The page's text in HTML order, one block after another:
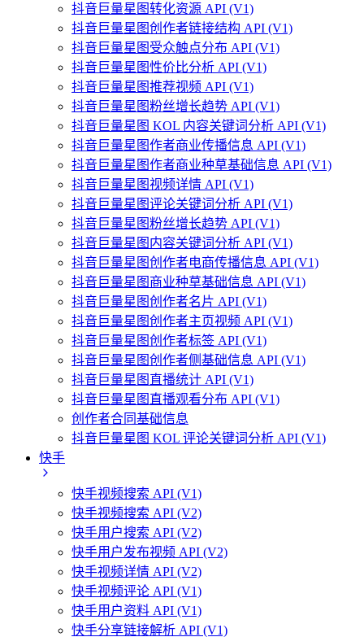
抖音巨量星图转化资源 API (V1)
抖音巨量星图创作者链接结构 API (V1)
抖音巨量星图受众触点分布 API (V1)
抖音巨量星图性价比分析 API (V1)
抖音巨量星图推荐视频 API (V1)
抖音巨量星图粉丝增长趋势 API (V1)
抖音巨量星图 KOL 内容关键词分析 API (V1)
抖音巨量星图作者商业传播信息 API (V1)
抖音巨量星图作者商业种草基础信息 API (V1)
抖音巨量星图视频详情 API (V1)
抖音巨量星图评论关键词分析 API (V1)
抖音巨量星图粉丝增长趋势 API (V1)
抖音巨量星图内容关键词分析 API (V1)
抖音巨量星图创作者电商传播信息 API (V1)
抖音巨量星图商业种草基础信息 API (V1)
抖音巨量星图创作者名片 API (V1)
抖音巨量星图创作者主页视频 API (V1)
抖音巨量星图创作者标签 API (V1)
抖音巨量星图创作者侧基础信息 API (V1)
抖音巨量星图直播统计 API (V1)
抖音巨量星图直播观看分布 API (V1)
创作者合同基础信息
抖音巨量星图 KOL 评论关键词分析 API (V1)
快手
快手视频搜索 API (V1)
快手视频搜索 API (V2)
快手用户搜索 API (V2)
快手用户发布视频 API (V2)
快手视频详情 API (V2)
快手视频评论 API (V1)
快手用户资料 API (V1)
快手分享链接解析 API (V1)